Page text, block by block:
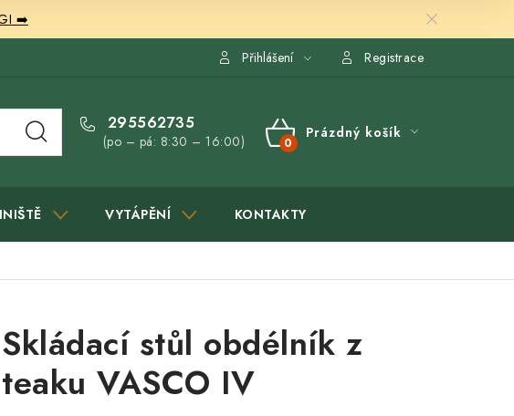
➡️
Přihlášení Registrace
295562735
(po – pá: 8:30 – 16:00)
NÁKUPNÍ
Prázdný košík
VYTÁPĚNÍ KONTAKTY
Skládací stůl obdélník z
teaku VASCO IV